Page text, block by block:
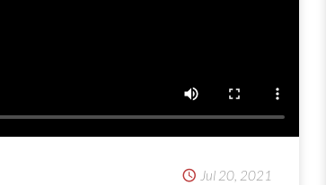
Jul 20, 2021